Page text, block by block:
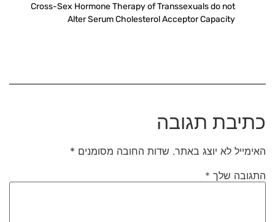
Cross-Sex Hormone Therapy of Transsexuals do not
Alter Serum Cholesterol Acceptor Capacity
כתיבת תגובה
האימייל לא יוצג באתר. שדות החובה מסומנים *
התגובה שלך *